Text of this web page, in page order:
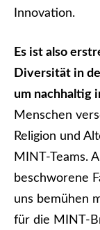
Innovation.
Es ist also
Diversität in
um nachhaltig
Menschen
Religion und
MINT-Teams.
beschworene
uns bemühen
für die MINT-